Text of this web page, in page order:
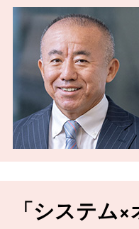
「システム